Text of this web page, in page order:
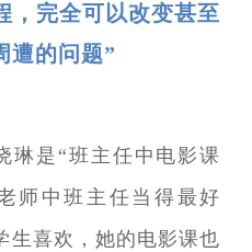
，完全可以改变甚至
遭的问题”
琳是“班主任中电影课
师中班主任当得最好
生喜欢，她的电影课也